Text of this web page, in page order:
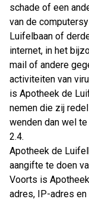
schade of een
van de
Luifelbaan of
internet, in het
mail of andere
activiteiten van
is Apotheek de
nemen die zij
wenden dan wel
2.4.
Apotheek de
aangifte te doen
Voorts is
adres, IP-adres